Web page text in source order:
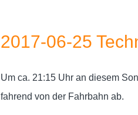
2017-06-25
Um ca. 21:15 Uhr an diesem
fahrend von der Fahrbahn ab.